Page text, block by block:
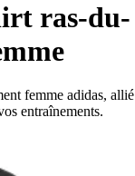
ras-du-
femme adidas, allié
entraînements.